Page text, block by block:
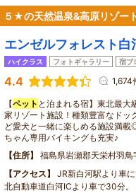
５★の天然温泉&高原リゾー
エンゼルフォレスト白
ハイクラス フォトギャラリー 宿ブ
4.4 1,674
【ペット と泊まれる宿】東北最
家リゾート施設！種類豊富なドッ
ど愛犬と一緒に楽しめる施設満
ちゃん専用バイキングも充実♪
住所
福島県岩瀬郡天栄村羽鳥
アクセス
JR新白河駅より車
北自動車道白河ICより車で30分。